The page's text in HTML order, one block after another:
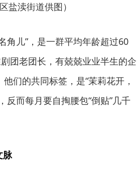
盐渎街道供图）
角儿”，是一群平均年龄超过60
团老团长，有兢兢业业半生的企
们的共同标签，是“茉莉花开，
反而每月要自掏腰包“倒贴”几千
脉